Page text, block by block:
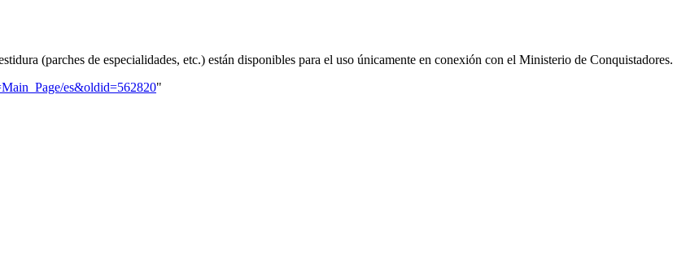
(parches de especialidades, etc.) están disponibles para el uso únicamente en conexión con el Ministerio de Conquistadores.
es&oldid=562820"